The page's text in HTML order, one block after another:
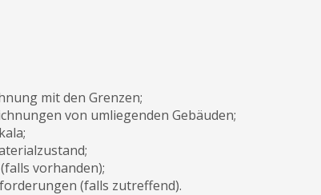
mit den Grenzen;
von umliegenden Gebäuden;
vorhanden);
(falls zutreffend).